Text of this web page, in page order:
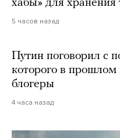
хабы» для хранения
5 часов назад
Путин поговорил с
которого в прошлом
блогеры
4 часа назад